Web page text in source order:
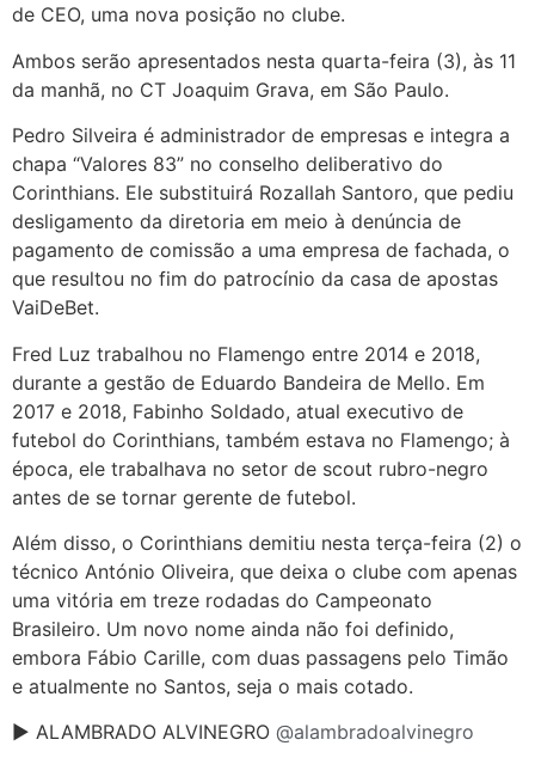
de CEO, uma nova posição no clube.
Ambos serão apresentados nesta quarta-feira (3), às 11
da manhã, no CT Joaquim Grava, em São Paulo.
Pedro Silveira é administrador de empresas e integra a
chapa “Valores 83” no conselho deliberativo do
Corinthians. Ele substituirá Rozallah Santoro, que pediu
desligamento da diretoria em meio à denúncia de
pagamento de comissão a uma empresa de fachada, o
que resultou no fim do patrocínio da casa de apostas
VaiDeBet.
Fred Luz trabalhou no Flamengo entre 2014 e 2018,
durante a gestão de Eduardo Bandeira de Mello. Em
2017 e 2018, Fabinho Soldado, atual executivo de
futebol do Corinthians, também estava no Flamengo; à
época, ele trabalhava no setor de scout rubro-negro
antes de se tornar gerente de futebol.
Além disso, o Corinthians demitiu nesta terça-feira (2) o
técnico António Oliveira, que deixa o clube com apenas
uma vitória em treze rodadas do Campeonato
Brasileiro. Um novo nome ainda não foi definido,
embora Fábio Carille, com duas passagens pelo Timão
e atualmente no Santos, seja o mais cotado.
► ALAMBRADO ALVINEGRO @alambradoalvinegro